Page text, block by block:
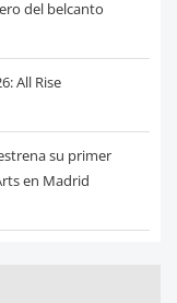
del belcanto
All Rise
su primer
en Madrid